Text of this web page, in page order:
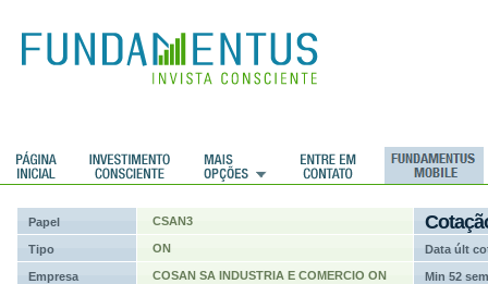
Papel CSAN3
Tipo ON Data últ
Empresa COSAN SA INDUSTRIA E COMERCIO ON Min 52 sem